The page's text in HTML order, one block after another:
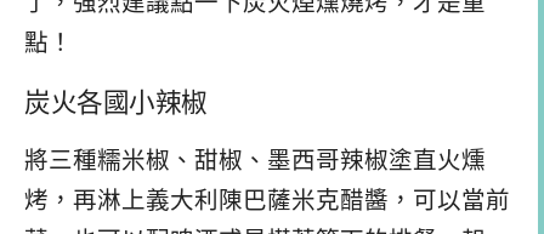
點！
炭火各國小辣椒
將三種糯米椒、甜椒、墨西哥辣椒塗直火燻
烤，再淋上義大利陳巴薩米克醋醬，可以當前